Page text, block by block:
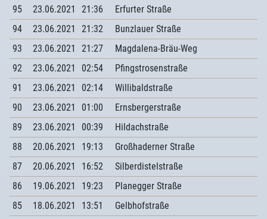
95
23.06.2021 21:36
Erfurter Straße
94
23.06.2021 21:32
Bunzlauer Straße
93
23.06.2021 21:27
Magdalena-Bräu-Weg
92
23.06.2021 02:54
Pfingstrosenstraße
91
23.06.2021 02:14
Willibaldstraße
90
23.06.2021 01:00
Ernsbergerstraße
89
23.06.2021 00:39
Hildachstraße
88
20.06.2021 19:13
Großhaderner Straße
87
20.06.2021 16:52
Silberdistelstraße
86
19.06.2021 19:23
Planegger Straße
85
18.06.2021 13:51
Gelbhofstraße